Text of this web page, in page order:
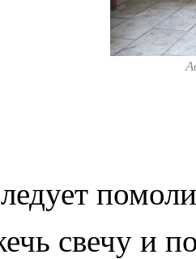
свечу и